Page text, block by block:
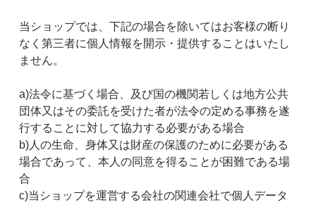
当ショップでは、下記の場合を除いてはお客様の断り
なく第三者に個人情報を開示・提供することはいたし
ません。
a)法令に基づく場合、及び国の機関若しくは地方公共
団体又はその委託を受けた者が法令の定める事務を遂
行することに対して協力する必要がある場合
b)人の生命、身体又は財産の保護のために必要がある
場合であって、本人の同意を得ることが困難である場
合
c)当ショップを運営する会社の関連会社で個人データ